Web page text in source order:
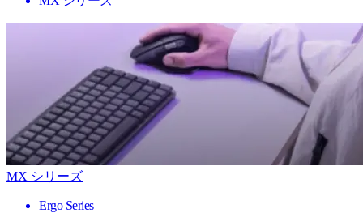
MX シリーズ
Ergo Series